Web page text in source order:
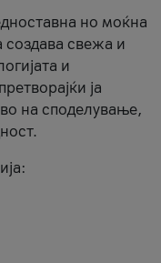
но моќна
создава свежа и
и
ја
на споделување,